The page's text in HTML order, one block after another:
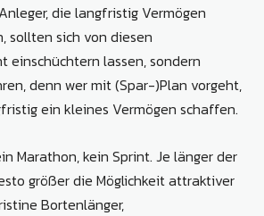
die langfristig Vermögen
sollten sich von diesen
einschüchtern lassen, sondern
denn wer mit (Spar-)Plan vorgeht,
ein kleines Vermögen schaffen.
Marathon, kein Sprint. Je länger der
größer die Möglichkeit attraktiver
Bortenlänger,